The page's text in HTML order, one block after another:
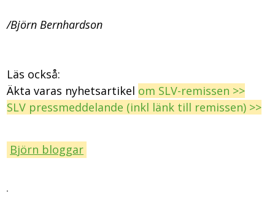
/Björn Bernhardson
Läs också:
Äkta varas nyhetsartikel om SLV-remissen >>
SLV pressmeddelande (inkl länk till remissen) >>
Björn bloggar